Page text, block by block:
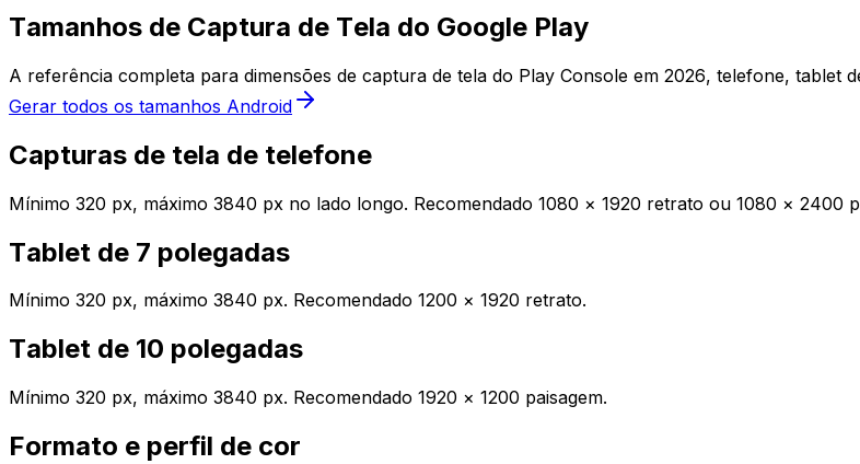
Tamanhos de Captura de Tela do Google Play
A referência completa para dimensões de captura de tela do Play Console em 2026, telefone, tablet
Gerar todos os tamanhos Android
Capturas de tela de telefone
Mínimo 320 px, máximo 3840 px no lado longo. Recomendado 1080 × 1920 retrato ou 1080 × 2400
Tablet de 7 polegadas
Mínimo 320 px, máximo 3840 px. Recomendado 1200 × 1920 retrato.
Tablet de 10 polegadas
Mínimo 320 px, máximo 3840 px. Recomendado 1920 × 1200 paisagem.
Formato e perfil de cor